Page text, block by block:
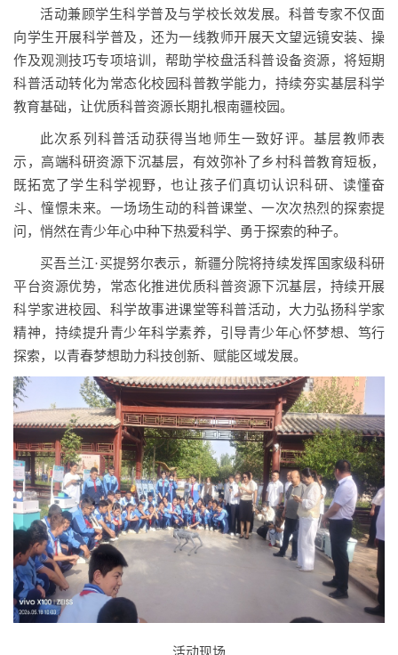
活动兼顾学生科学普及与学校长效发展。科普专家不仅面
向学生开展科学普及，还为一线教师开展天文望远镜安装、操
作及观测技巧专项培训，帮助学校盘活科普设备资源，将短期
科普活动转化为常态化校园科普教学能力，持续夯实基层科学
教育基础，让优质科普资源长期扎根南疆校园。
此次系列科普活动获得当地师生一致好评。基层教师表
示，高端科研资源下沉基层，有效弥补了乡村科普教育短板，
既拓宽了学生科学视野，也让孩子们真切认识科研、读懂奋
斗、憧憬未来。一场场生动的科普课堂、一次次热烈的探索提
问，悄然在青少年心中种下热爱科学、勇于探索的种子。
买吾兰江·买提努尔表示，新疆分院将持续发挥国家级科研
平台资源优势，常态化推进优质科普资源下沉基层，持续开展
科学家进校园、科学故事进课堂等科普活动，大力弘扬科学家
精神，持续提升青少年科学素养，引导青少年心怀梦想、笃行
探索，以青春梦想助力科技创新、赋能区域发展。
活动现场